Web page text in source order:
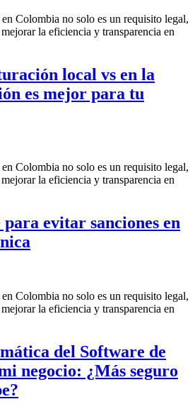
Colombia no solo es un requisito legal,
la eficiencia y transparencia en
local vs en la
es mejor para tu
Colombia no solo es un requisito legal,
la eficiencia y transparencia en
evitar sanciones en
Colombia no solo es un requisito legal,
la eficiencia y transparencia en
del Software de
negocio: ¿Más seguro